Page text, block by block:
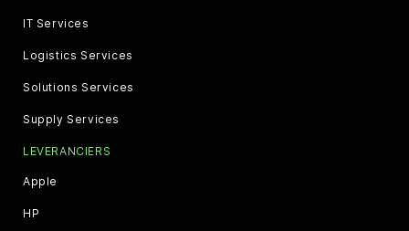
IT Services
Logistics Services
Solutions Services
Supply Services
LEVERANCIERS
Apple
HP